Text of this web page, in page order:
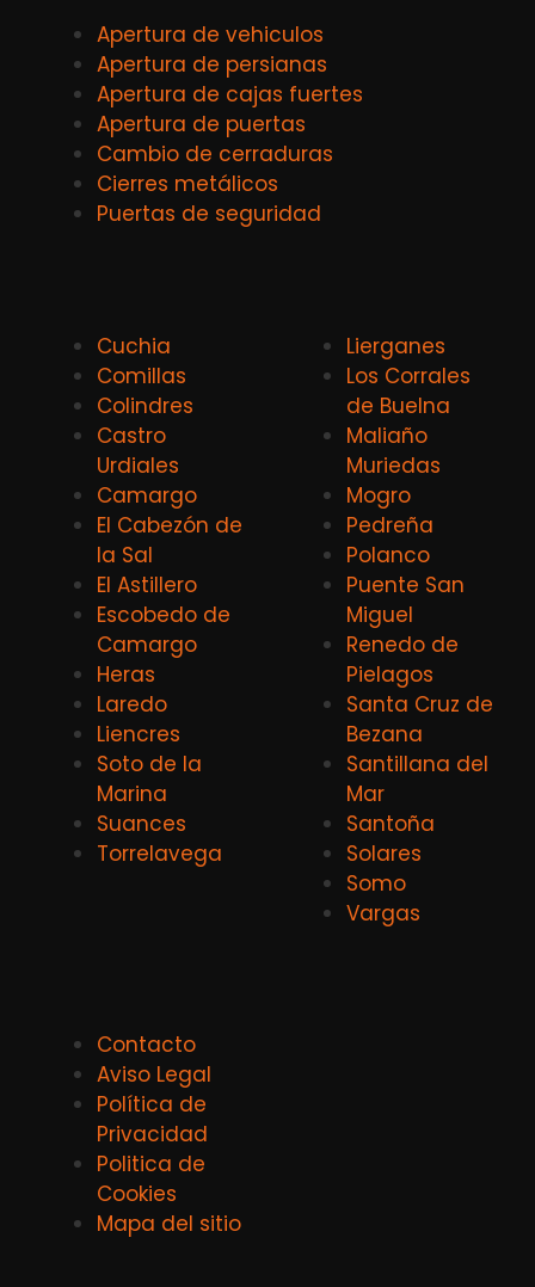
Apertura de vehiculos
Apertura de persianas
Apertura de cajas fuertes
Apertura de puertas
Cambio de cerraduras
Cierres metálicos
Puertas de seguridad
Cuchia
Comillas
Colindres
Castro
Urdiales
Camargo
El Cabezón de
la Sal
El Astillero
Escobedo de
Camargo
Heras
Laredo
Liencres
Soto de la
Marina
Suances
Torrelavega
Lierganes
Los Corrales
de Buelna
Maliaño
Muriedas
Mogro
Pedreña
Polanco
Puente San
Miguel
Renedo de
Pielagos
Santa Cruz de
Bezana
Santillana del
Mar
Santoña
Solares
Somo
Vargas
Contacto
Aviso Legal
Política de
Privacidad
Politica de
Cookies
Mapa del sitio